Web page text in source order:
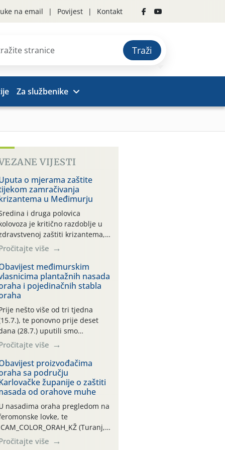
na email Povijest Kontakt
Traži
Za službenike
VIJESTI
o mjerama zaštite
zamračivanja
u Međimurju
i druga polovica
je kritično razdoblje u
zaštiti krizantema,
prije zamračivanja u proteklom
smo mjesecu tri puta upućivali
o preventivnim
zaštite krizantema od
uzročnika bolesti,
i fito-fagnih grinja (23.7.,
06.7.)! Na početku ovog
je zabilježeno je
i ekstremno vruće
razdoblje, uz
temperature […]
više
međimurskim
plantažnih nasada
i pojedinačnih stabla
nešto više od tri tjedna
te ponovno prije deset
(28.7.) uputili smo
vlasnicima plantažnih
nasada oraha i pojedinačnih
o početku leta i
potrebi usmjerenog
orahove muhe
completa)! Već
dana traje drugi
“toplinski udar”, koji
naročito izražen zadnja šest
(31.7.-05.8.), jer najviše
zraka svakodnevno
više
proizvođačima
sa području
županije o zaštiti
od orahove muhe
nasadima oraha pregledom na
lovke, te
CAM_COLOR_ORAH_KŽ (Turanj,
zabilježena je mala
više